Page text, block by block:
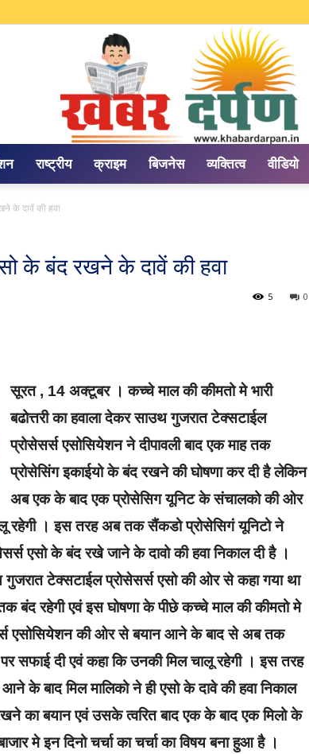
राष्ट्रीय क्राइम बिजनेस व्यक्तित्व वीडियो
के दावें की हवा
के बंद रखने‌ के दावें की हवा
0
5
सूरत‌ , 14 अक्टूबर । कच्चे माल की कीमतो मे भारी
बढोत्तरी का हवाला देकर साउथ गुजरात टेक्सटाईल
प्रोसेसर्स एसोसियेशन ने दीपावली बाद एक माह तक
प्रोसेसि‌ंग इकाईयो के बंद रखने की घोषणा कर दी है लेकिन
अब एक के बाद एक प्रोसेसिग यूनिट के संचालको की ओर
रहेगी । इस तरह अब तक सैंकडो प्रोसेसिगं यूनिटो ने
एसो के बंद रखे जाने के दावो की हवा निकाल दी है ।
गुजरात‌ टेक्सटाईल प्रोसेसर्स एसो की‌ ओर से कहा गया‌ था
बंद‌ रहेगी एवं इस घोषणा के पीछे‌ कच्चे‌ माल की कीमतो मे
एसोसियेशन की ओर से बयान आने के बाद‌ से अब तक
सफाई दी‌‌ एवं कहा कि उनकी मिल चालू रहेगी । इस‌ तरह
के बाद‌ मिल मालिको ने ही एसो के‌ दावे की‌ हवा निकाल
का बयान एवं उसके त्वरित बाद एक के बाद एक मिलो के‌
मे इन दिनो चर्चा‌ का चर्चा‌ का विषय बना हुआ है ।